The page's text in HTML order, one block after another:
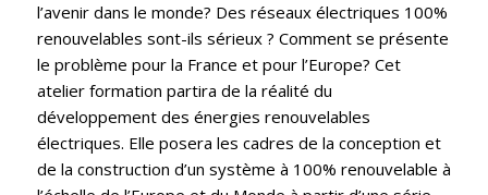
l’avenir dans le monde? Des réseaux électriques 100%
renouvelables sont-ils sérieux ? Comment se présente
le problème pour la France et pour l’Europe? Cet
atelier formation partira de la réalité du
développement des énergies renouvelables
électriques. Elle posera les cadres de la conception et
de la construction d’un système à 100% renouvelable à